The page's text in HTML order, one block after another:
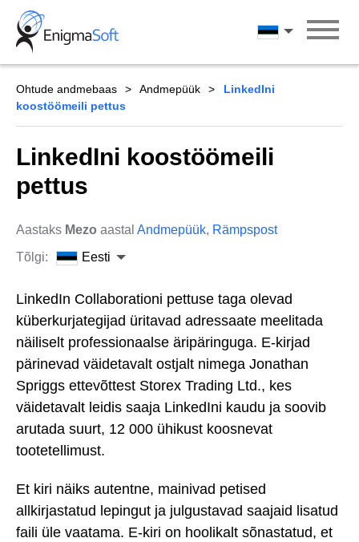
Skip
content
Eesti
Ohtude andmebaas Andmepüük
LinkedIni
koostöömeili pettus
LinkedIni koostöömeili
pettus
Aastaks Mezo aastal Andmepüük, Rämpspost
Tõlgi:
Eesti
LinkedIn Collaborationi pettuse taga olevad
küberkurjategijad üritavad adressaate meelitada
näiliselt professionaalse äripäringuga. E-kirjad
pärinevad väidetavalt ostjalt nimega Jonathan
Spriggs ettevõttest Storex Trading Ltd., kes
väidetavalt leidis saaja LinkedIni kaudu ja soovib
arutada suurt, 12 000 ühikust koosnevat
tootetellimust.
Et kiri näiks autentne, mainivad petised
allkirjastatud lepingut ja julgustavad saajaid lisatud
faili üle vaatama. E-kiri on hoolikalt sõnastatud, et